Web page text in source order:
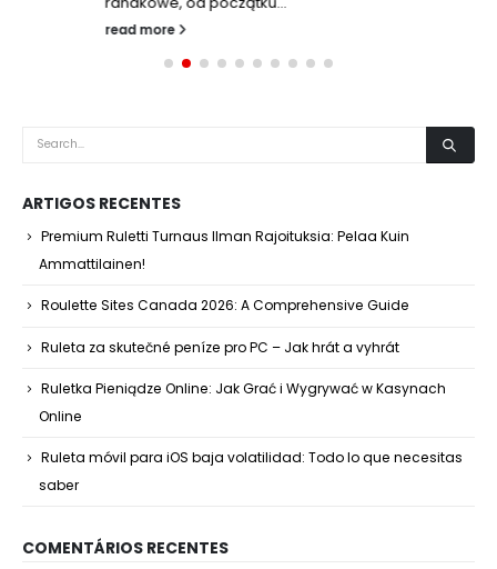
read more
ARTIGOS RECENTES
Premium Ruletti Turnaus Ilman Rajoituksia: Pelaa Kuin
Ammattilainen!
Roulette Sites Canada 2026: A Comprehensive Guide
Ruleta za skutečné peníze pro PC – Jak hrát a vyhrát
Ruletka Pieniądze Online: Jak Grać i Wygrywać w Kasynach
Online
Ruleta móvil para iOS baja volatilidad: Todo lo que necesitas
saber
COMENTÁRIOS RECENTES